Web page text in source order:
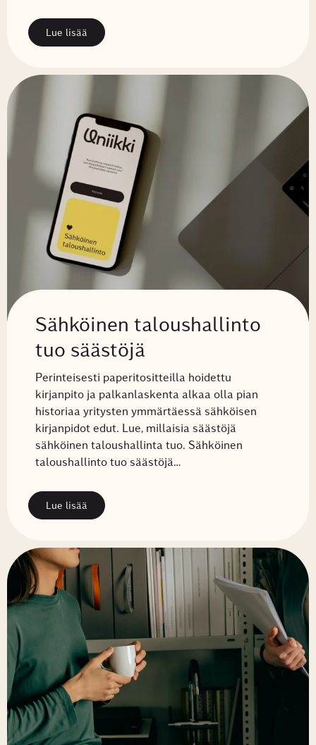
Lue lisää
Sähköinen taloushallinto
tuo säästöjä
Perinteisesti paperitositteilla hoidettu
kirjanpito ja palkanlaskenta alkaa olla pian
historiaa yritysten ymmärtäessä sähköisen
kirjanpidot edut. Lue, millaisia säästöjä
sähköinen taloushallinta tuo. Sähköinen
taloushallinto tuo säästöjä…
Lue lisää